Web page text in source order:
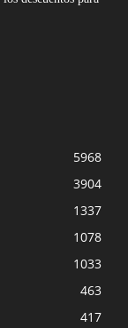
5968
3904
1337
1078
1033
463
417